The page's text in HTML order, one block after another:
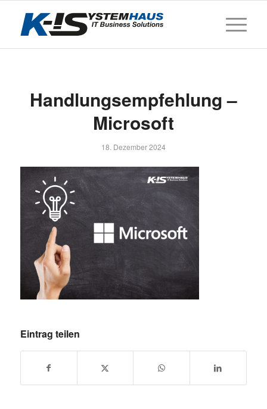
Handlungsempfehlung –
Microsoft
18. Dezember 2024
Eintrag teilen